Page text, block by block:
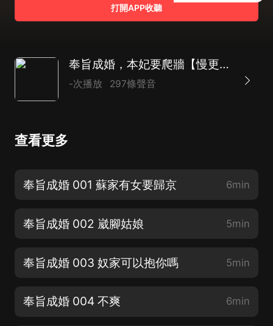
打開APP收聽
奉旨成婚，本妃要爬牆【慢更版】
-次播放 297條聲音
查看更多
奉旨成婚 001 蘇家有女要歸京 6min
奉旨成婚 002 崴腳姑娘 5min
奉旨成婚 003 奴家可以抱你嗎 5min
奉旨成婚 004 不爽 6min